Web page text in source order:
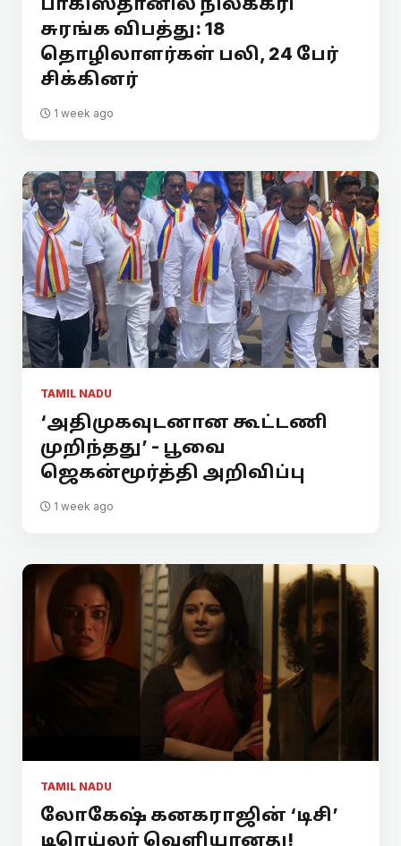
சுரங்க விபத்து: 18
தொழிலாளர்கள் பலி, 24 பேர்
சிக்கினர்
1 week ago
TAMIL NADU
‘அதிமுகவுடனான கூட்டணி
முறிந்தது’ - பூவை
ஜெகன்மூர்த்தி அறிவிப்பு
1 week ago
TAMIL NADU
லோகேஷ் கனகராஜின் ‘டிசி’
டிரெய்லர் வெளியானது!